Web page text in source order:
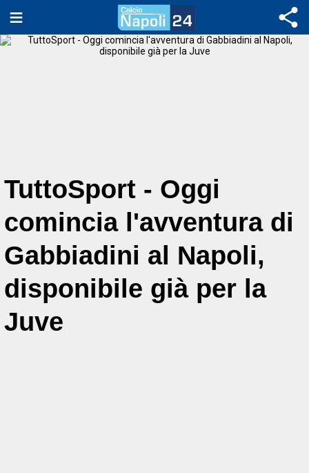
TuttoSport - Oggi
comincia l'avventura di
Gabbiadini al Napoli,
disponibile già per la
Juve